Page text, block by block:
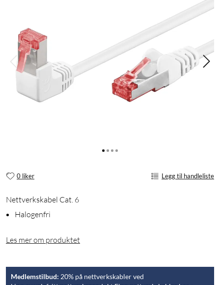
0 liker Legg til handleliste
Nettverkskabel Cat. 6
Halogenfri
Les mer om produktet
Medlemstilbud: 20% på nettverkskabler ved